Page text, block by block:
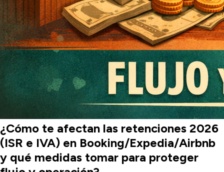
¿Cómo te afectan las retenciones 2026
(ISR e IVA) en Booking/Expedia/Airbnb
y qué medidas tomar para proteger